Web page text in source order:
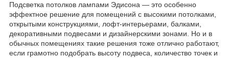
Подсветка потолков лампами Эдисона — это особенно
эффектное решение для помещений с высокими потолками,
открытыми конструкциями, лофт-интерьерами, балками,
декоративными подвесами и дизайнерскими зонами. Но и в
обычных помещениях такие решения тоже отлично работают,
если грамотно подобрать высоту подвеса, количество точек и